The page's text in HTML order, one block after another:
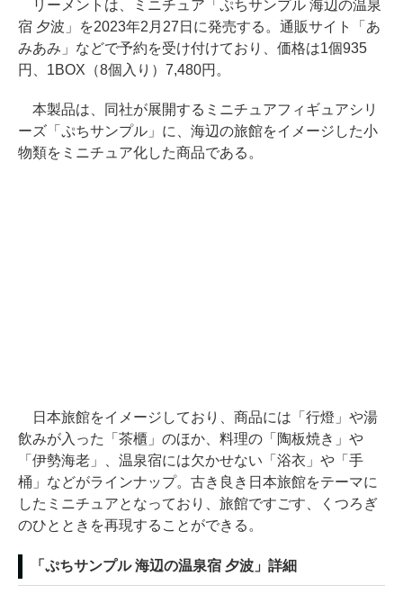
リーメントは、ミニチュア「ぷちサンプル 海辺の温泉
宿 夕波」を2023年2月27日に発売する。通販サイト「あ
みあみ」などで予約を受け付けており、価格は1個935
円、1BOX（8個入り）7,480円。
本製品は、同社が展開するミニチュアフィギュアシリ
ーズ「ぷちサンプル」に、海辺の旅館をイメージした小
物類をミニチュア化した商品である。
日本旅館をイメージしており、商品には「行燈」や湯
飲みが入った「茶櫃」のほか、料理の「陶板焼き」や
「伊勢海老」、温泉宿には欠かせない「浴衣」や「手
桶」などがラインナップ。古き良き日本旅館をテーマに
したミニチュアとなっており、旅館ですごす、くつろぎ
のひとときを再現することができる。
「ぷちサンプル 海辺の温泉宿 夕波」詳細